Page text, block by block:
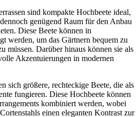
sind kompakte Hochbeete ideal,
genügend Raum für den Anbau
Diese Beete können in
werden, um das Gärtnern bequem zu
müssen. Darüber hinaus können sie als
Akzentuierungen in modernen
sich größere, rechteckige Beete, die als
fungieren. Diese Hochbeete können
kombiniert werden, wobei
einen eleganten Kontrast zur